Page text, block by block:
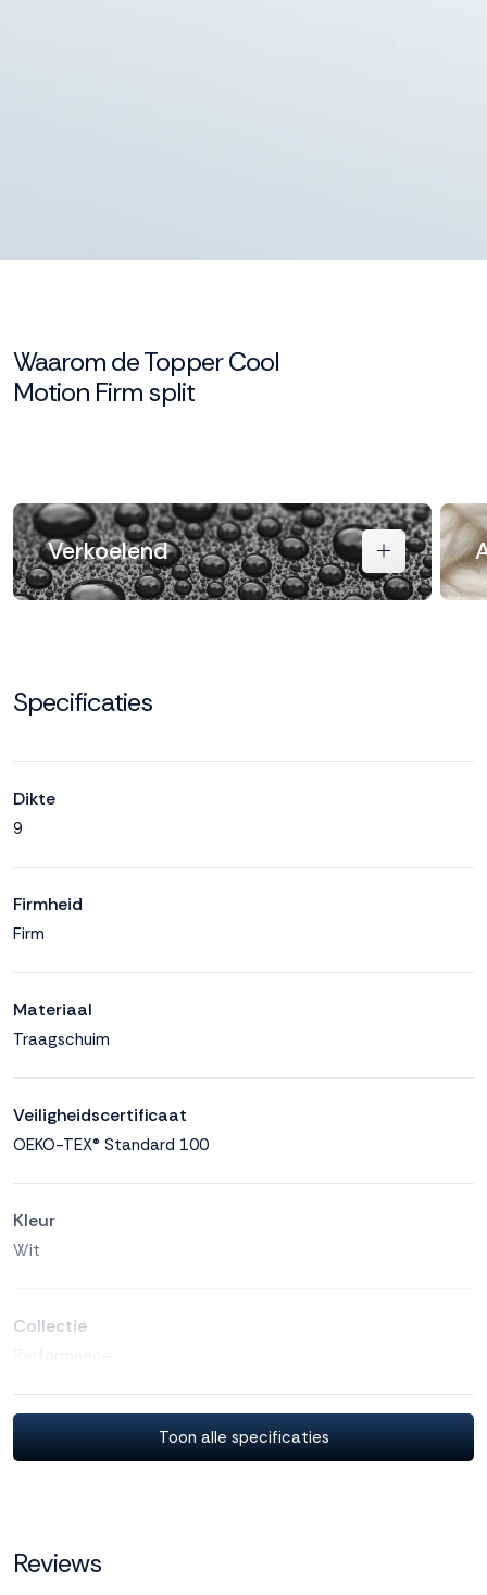
Waarom de Topper Cool
Motion Firm split
Verkoelend
Specificaties
Dikte
9
Firmheid
Firm
Materiaal
Traagschuim
Veiligheidscertificaat
OEKO-TEX® Standard 100
Kleur
Wit
Collectie
Ja
Ja
Toon alle specificaties
Reviews